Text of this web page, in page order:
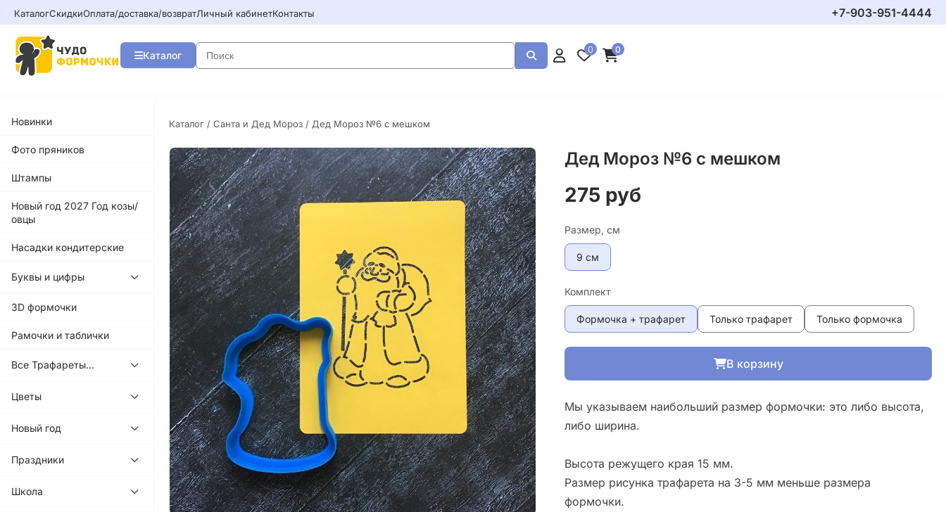
КаталогСкидкиОплата/доставка/возвратЛичный кабинетКонтакты +7-903-951-4444
Каталог
0 0
Новинки
Фото пряников
Штампы
Новый год 2027 Год козы/
овцы
Насадки кондитерские
Буквы и цифры
3D формочки
Рамочки и таблички
Все Трафареты...
Цветы
Новый год
Праздники
Школа
Каталог / Санта и Дед Мороз / Дед Мороз №6 с мешком
Дед Мороз №6 с мешком
275 руб
Размер, см
9 см
Комплект
Формочка + трафарет Только трафарет Только формочка
В корзину
Мы указываем наибольший размер формочки: это либо высота,
либо ширина.
Высота режущего края 15 мм.
Размер рисунка трафарета на 3-5 мм меньше размера
формочки.